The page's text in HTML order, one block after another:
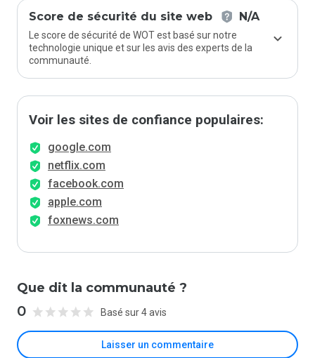
Score de sécurité du site web N/A
Le score de sécurité de WOT est basé sur notre
technologie unique et sur les avis des experts de la
communauté.
Voir les sites de confiance populaires:
google.com
netflix.com
facebook.com
apple.com
foxnews.com
Que dit la communauté ?
0 Basé sur 4 avis
Laisser un commentaire